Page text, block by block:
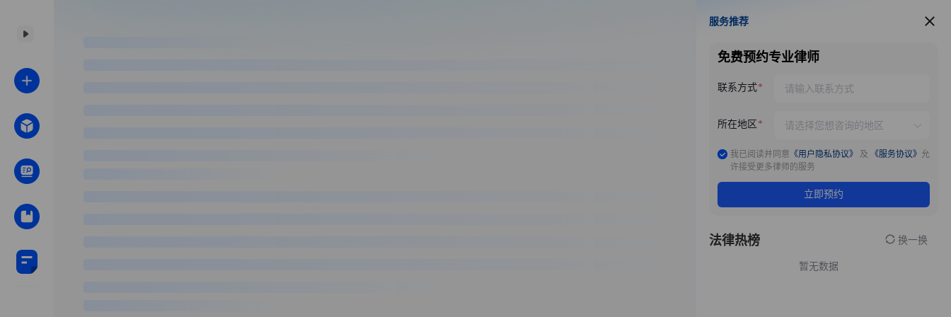
服务推荐
服务推荐
免费预约专业律师
联系方式
所在地区
我已阅读并同意 《用户隐私协议》 及 《服务协议》 允
许接受更多律师的服务
立即预约
法律热榜 换一换
暂无数据